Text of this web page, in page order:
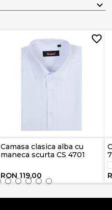
Camasa clasica alba cu
maneca scurta CS 4701
RON 119,00